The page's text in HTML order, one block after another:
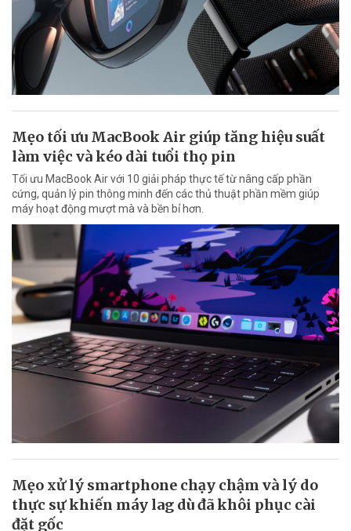
Mẹo tối ưu MacBook Air giúp tăng hiệu suất
làm việc và kéo dài tuổi thọ pin
Tối ưu MacBook Air với 10 giải pháp thực tế từ nâng cấp phần
cứng, quản lý pin thông minh đến các thủ thuật phần mềm giúp
máy hoạt động mượt mà và bền bỉ hơn.
Mẹo xử lý smartphone chạy chậm và lý do
thực sự khiến máy lag dù đã khôi phục cài
đặt gốc